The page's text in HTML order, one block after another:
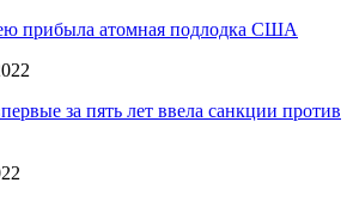
прибыла атомная подлодка США
за пять лет ввела санкции против